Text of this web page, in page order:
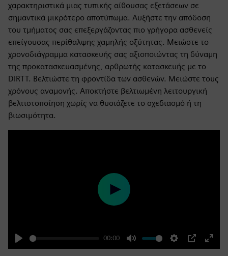
χαρακτηριστικά μιας τυπικής αίθουσας εξετάσεων σε
σημαντικά μικρότερο αποτύπωμα. Αυξήστε την απόδοση
του τμήματος σας επεξεργάζοντας πιο γρήγορα ασθενείς
επείγουσας περίθαλψης χαμηλής οξύτητας. Μειώστε το
χρονοδιάγραμμα κατασκευής σας αξιοποιώντας τη δύναμη
της προκατασκευασμένης, αρθρωτής κατασκευής με το
DIRTT. Βελτιώστε τη φροντίδα των ασθενών. Μειώστε τους
χρόνους αναμονής. Αποκτήστε βελτιωμένη λειτουργική
βελτιστοποίηση χωρίς να θυσιάζετε το σχεδιασμό ή τη
βιωσιμότητα.
Play
00:00
Mute Settings
PIP
Enter
Play